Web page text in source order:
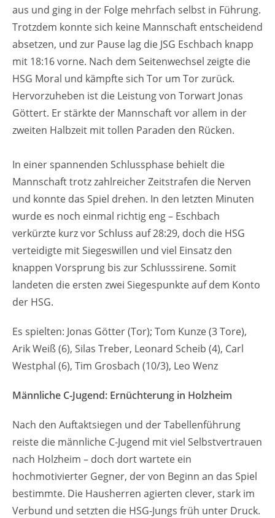
aus und ging in der Folge mehrfach selbst in Führung.
Trotzdem konnte sich keine Mannschaft entscheidend
absetzen, und zur Pause lag die JSG Eschbach knapp
mit 18:16 vorne. Nach dem Seitenwechsel zeigte die
HSG Moral und kämpfte sich Tor um Tor zurück.
Hervorzuheben ist die Leistung von Torwart Jonas
Göttert. Er stärkte der Mannschaft vor allem in der
zweiten Halbzeit mit tollen Paraden den Rücken.
In einer spannenden Schlussphase behielt die
Mannschaft trotz zahlreicher Zeitstrafen die Nerven
und konnte das Spiel drehen. In den letzten Minuten
wurde es noch einmal richtig eng – Eschbach
verkürzte kurz vor Schluss auf 28:29, doch die HSG
verteidigte mit Siegeswillen und viel Einsatz den
knappen Vorsprung bis zur Schlusssirene. Somit
landeten die ersten zwei Siegespunkte auf dem Konto
der HSG.
Es spielten: Jonas Götter (Tor); Tom Kunze (3 Tore),
Arik Weiß (6), Silas Treber, Leonard Scheib (4), Carl
Westphal (6), Tim Grosbach (10/3), Leo Wenz
Männliche C-Jugend: Ernüchterung in Holzheim
Nach den Auftaktsiegen und der Tabellenführung
reiste die männliche C-Jugend mit viel Selbstvertrauen
nach Holzheim – doch dort wartete ein
hochmotivierter Gegner, der von Beginn an das Spiel
bestimmte. Die Hausherren agierten clever, stark im
Verbund und setzten die HSG-Jungs früh unter Druck.